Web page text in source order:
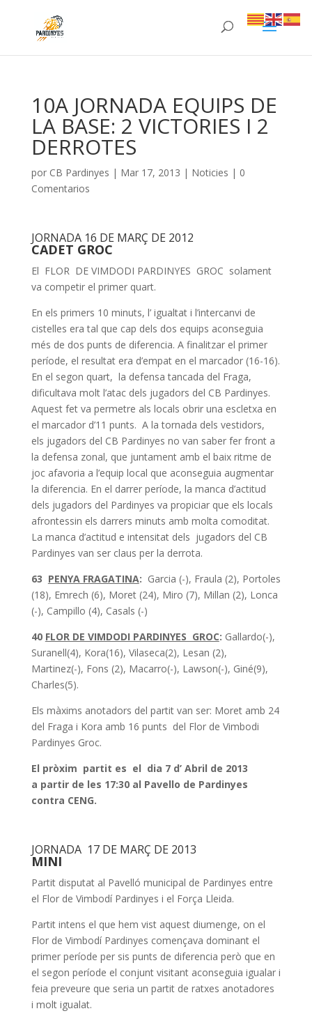
10A JORNADA EQUIPS DE
LA BASE: 2 VICTORIES I 2
DERROTES
por CB Pardinyes | Mar 17, 2013 | Noticies | 0
Comentarios
JORNADA 16 DE MARÇ DE 2012
CADET GROC
El FLOR DE VIMDODI PARDINYES GROC solament
va competir el primer quart.
En els primers 10 minuts, l’ igualtat i l’intercanvi de
cistelles era tal que cap dels dos equips aconseguia
més de dos punts de diferencia. A finalitzar el primer
període, el resultat era d’empat en el marcador (16-16).
En el segon quart, la defensa tancada del Fraga,
dificultava molt l’atac dels jugadors del CB Pardinyes.
Aquest fet va permetre als locals obrir una escletxa en
el marcador d’11 punts. A la tornada dels vestidors,
els jugadors del CB Pardinyes no van saber fer front a
la defensa zonal, que juntament amb el baix ritme de
joc afavoria a l’equip local que aconseguia augmentar
la diferencia. En el darrer període, la manca d’actitud
dels jugadors del Pardinyes va propiciar que els locals
afrontessin els darrers minuts amb molta comoditat.
La manca d’actitud e intensitat dels jugadors del CB
Pardinyes van ser claus per la derrota.
63 PENYA FRAGATINA: Garcia (-), Fraula (2), Portoles
(18), Emrech (6), Moret (24), Miro (7), Millan (2), Lonca
(-), Campillo (4), Casals (-)
40 FLOR DE VIMDODI PARDINYES GROC: Gallardo(-),
Suranell(4), Kora(16), Vilaseca(2), Lesan (2),
Martinez(-), Fons (2), Macarro(-), Lawson(-), Giné(9),
Charles(5).
Els màxims anotadors del partit van ser: Moret amb 24
del Fraga i Kora amb 16 punts del Flor de Vimbodi
Pardinyes Groc.
El pròxim partit es el dia 7 d’ Abril de 2013
a partir de les 17:30 al Pavello de Pardinyes
contra CENG.
JORNADA 17 DE MARÇ DE 2013
MINI
Partit disputat al Pavelló municipal de Pardinyes entre
el Flor de Vimbodí Pardinyes i el Força Lleida.
Partit intens el que hem vist aquest diumenge, on el
Flor de Vimbodí Pardinyes començava dominant el
primer període per sis punts de diferencia però que en
el segon període el conjunt visitant aconseguia igualar i
feia preveure que seria un partit de ratxes anotadores
i molt igualat.